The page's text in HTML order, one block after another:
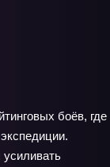
боёв, где
усиливать